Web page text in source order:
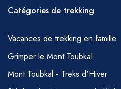
mais nous vous
prendre un petit-
du soleil) et d'éviter,
possible, de boire,
immédiatement
trekking pendant le
votre équipe en
de prendre un petit-
lever du soleil) et
Catégories de trekking
Vacances de trekking en famille
Grimper le Mont Toubkal
Mont Toubkal - Treks d'Hiver